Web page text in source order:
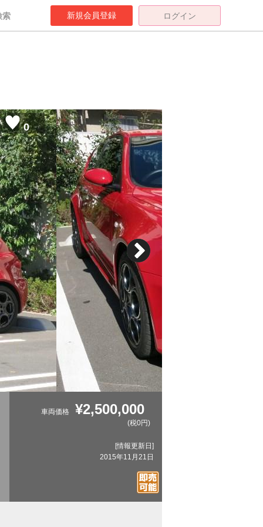
索 新規会員登録 ログイン
0
車両価格 ¥2,500,000
(税0円)
[情報更新日]
2015年11月21日